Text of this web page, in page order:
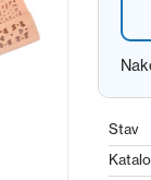
Stav